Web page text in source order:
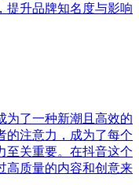
提升品牌知名度与影响
为了一种新潮且高效的
的注意力，成为了每个
至关重要。在抖音这个
高质量的内容和创意来